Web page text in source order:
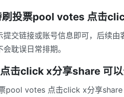
投票pool votes 点击
交链接或账号信息即可，后续
耽误日常排期。
击click x分享share 可以
pool votes 点击click x分享share